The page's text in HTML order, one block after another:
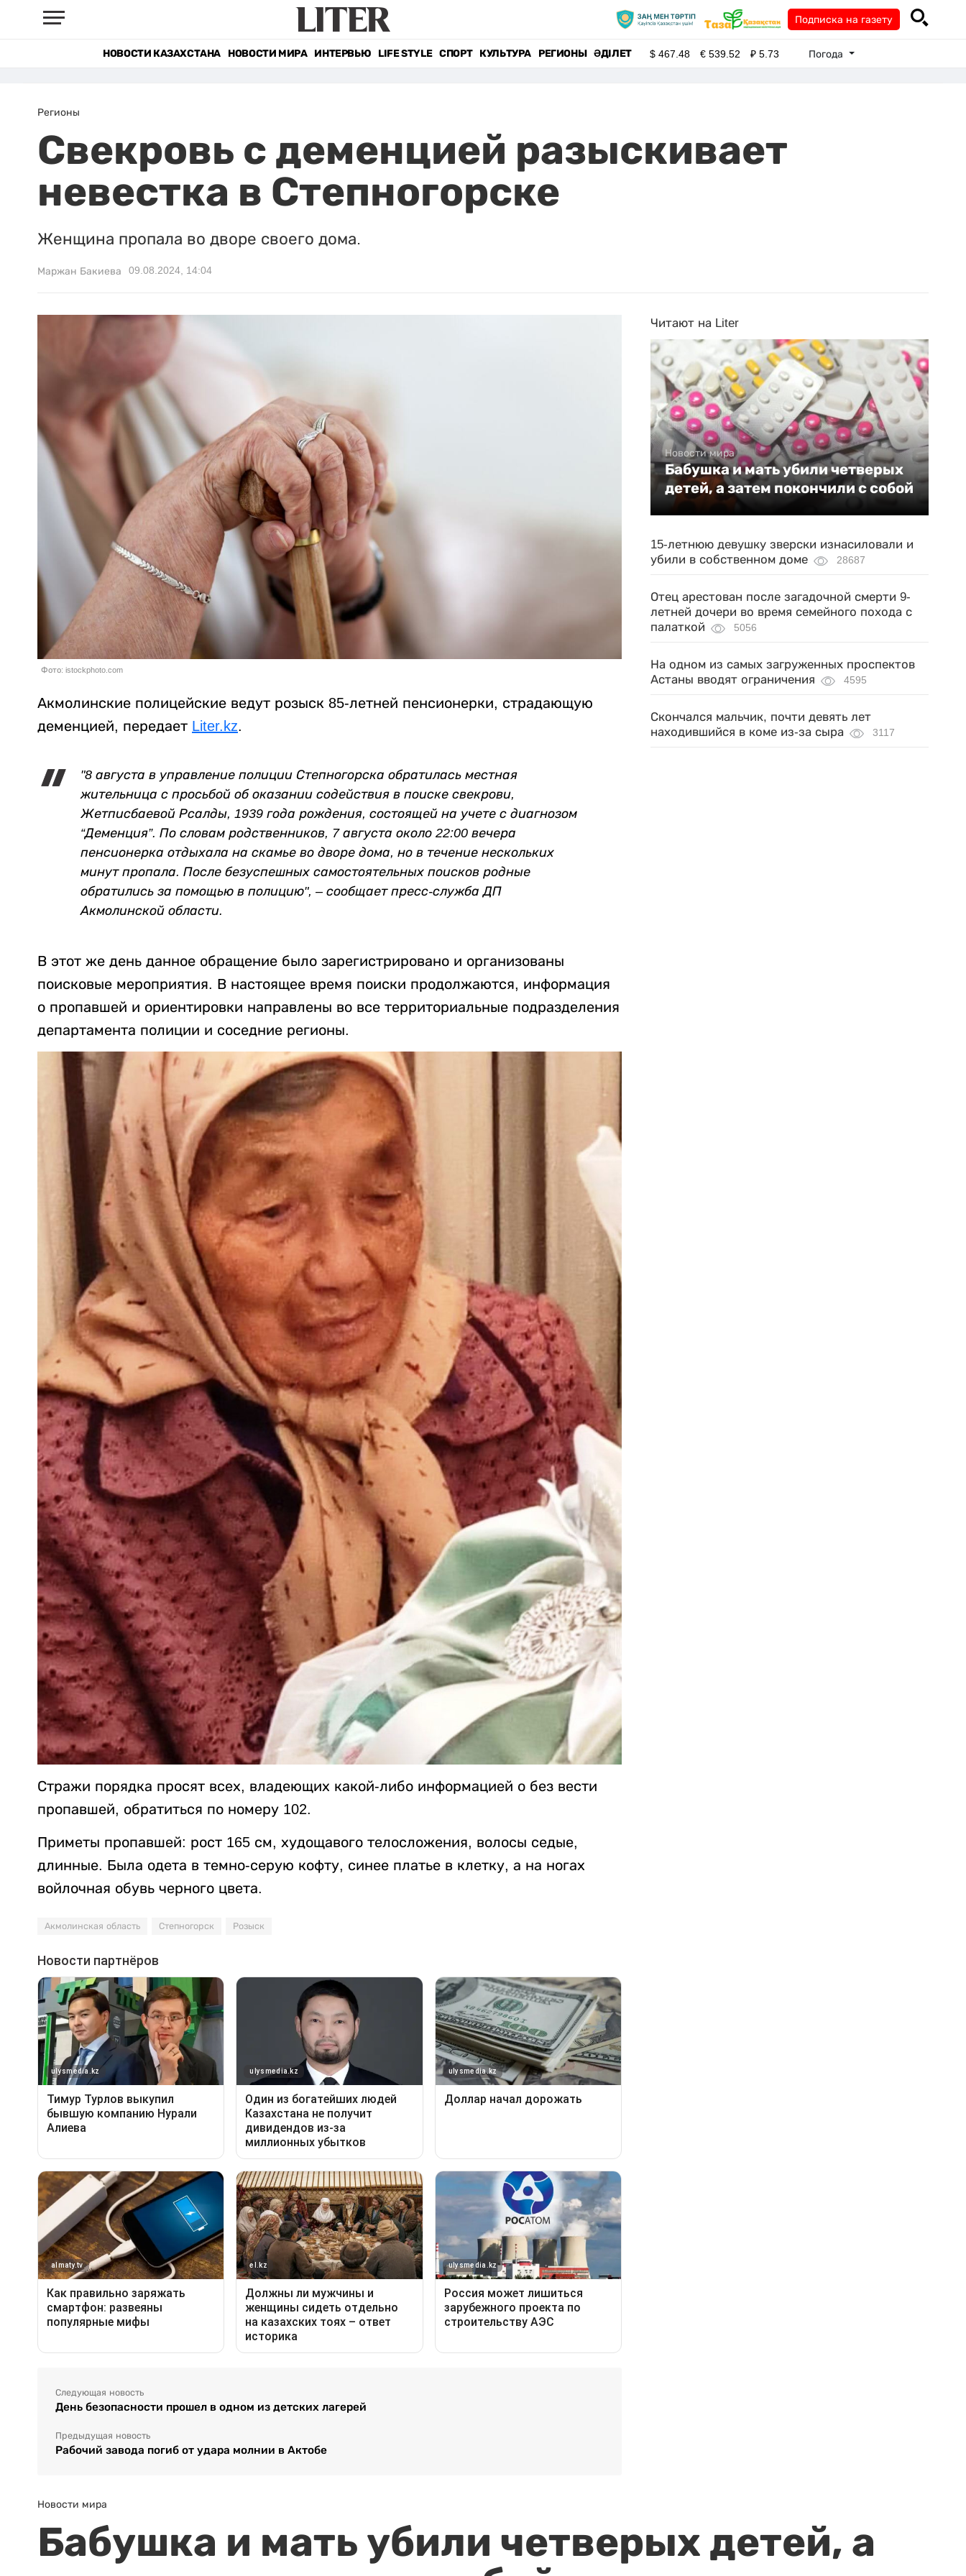
Подписка на газету
НОВОСТИ КАЗАХСТАНА НОВОСТИ МИРА ИНТЕРВЬЮ LIFE STYLE СПОРТ КУЛЬТУРА РЕГИОНЫ ӘДІЛЕТ $467.48 €539.52 ₽5.73 Погода
Регионы
Свекровь с деменцией разыскивает
невестка в Степногорске
Женщина пропала во дворе своего дома.
Маржан Бакиева 09.08.2024, 14:04
Фото: istockphoto.com
Акмолинские полицейские ведут розыск 85-летней пенсионерки, страдающую
деменцией, передает Liter.kz.
"8 августа в управление полиции Степногорска обратилась местная
жительница с просьбой об оказании содействия в поиске свекрови,
Жетписбаевой Рсалды, 1939 года рождения, состоящей на учете с диагнозом
“Деменция”. По словам родственников, 7 августа около 22:00 вечера
пенсионерка отдыхала на скамье во дворе дома, но в течение нескольких
минут пропала. После безуспешных самостоятельных поисков родные
обратились за помощью в полицию", – сообщает пресс-служба ДП
Акмолинской области.
В этот же день данное обращение было зарегистрировано и организованы
поисковые мероприятия. В настоящее время поиски продолжаются, информация
о пропавшей и ориентировки направлены во все территориальные подразделения
департамента полиции и соседние регионы.
Стражи порядка просят всех, владеющих какой-либо информацией о без вести
пропавшей, обратиться по номеру 102.
Приметы пропавшей: рост 165 см, худощавого телосложения, волосы седые,
длинные. Была одета в темно-серую кофту, синее платье в клетку, а на ногах
войлочная обувь черного цвета.
Акмолинская область Степногорск Розыск
Следующая новость
День безопасности прошел в одном из детских лагерей
Предыдущая новость
Рабочий завода погиб от удара молнии в Актобе
Читают на Liter
Новости мира
Бабушка и мать убили четверых
детей, а затем покончили с собой
15-летнюю девушку зверски изнасиловали и
убили в собственном доме
28687
Отец арестован после загадочной смерти 9-
летней дочери во время семейного похода с
палаткой
5056
На одном из самых загруженных проспектов
Астаны вводят ограничения
4595
Скончался мальчик, почти девять лет
находившийся в коме из-за сыра
3117
Новости мира
Бабушка и мать убили четверых детей, а